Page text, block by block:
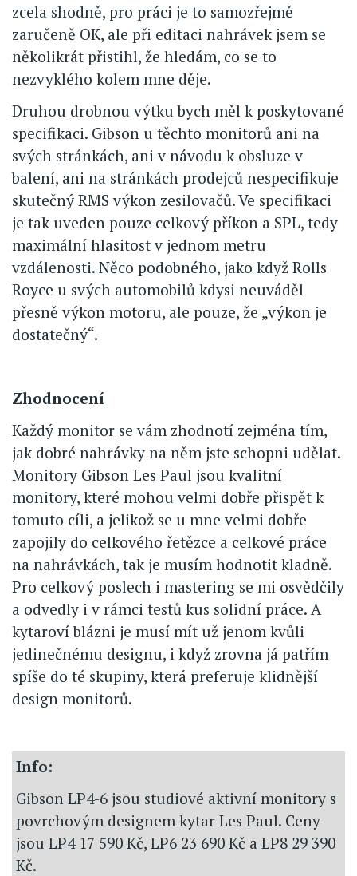
zcela shodně, pro práci je to samozřejmě
zaručeně OK, ale při editaci nahrávek jsem se
několikrát přistihl, že hledám, co se to
nezvyklého kolem mne děje.
Druhou drobnou výtku bych měl k poskytované
specifikaci. Gibson u těchto monitorů ani na
svých stránkách, ani v návodu k obsluze v
balení, ani na stránkách prodejců nespecifikuje
skutečný RMS výkon zesilovačů. Ve specifikaci
je tak uveden pouze celkový příkon a SPL, tedy
maximální hlasitost v jednom metru
vzdálenosti. Něco podobného, jako když Rolls
Royce u svých automobilů kdysi neuváděl
přesně výkon motoru, ale pouze, že „výkon je
dostatečný“.
Zhodnocení
Každý monitor se vám zhodnotí zejména tím,
jak dobré nahrávky na něm jste schopni udělat.
Monitory Gibson Les Paul jsou kvalitní
monitory, které mohou velmi dobře přispět k
tomuto cíli, a jelikož se u mne velmi dobře
zapojily do celkového řetězce a celkové práce
na nahrávkách, tak je musím hodnotit kladně.
Pro celkový poslech i mastering se mi osvědčily
a odvedly i v rámci testů kus solidní práce. A
kytaroví blázni je musí mít už jenom kvůli
jedinečnému designu, i když zrovna já patřím
spíše do té skupiny, která preferuje klidnější
design monitorů.
Info:
Gibson LP4-6 jsou studiové aktivní monitory s
povrchovým designem kytar Les Paul. Ceny
jsou LP4 17 590 Kč, LP6 23 690 Kč a LP8 29 390
Kč.